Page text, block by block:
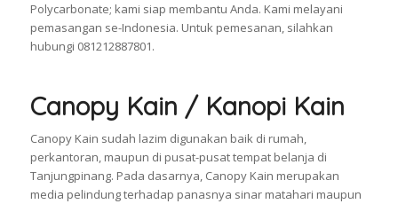
Polycarbonate; kami siap membantu Anda. Kami melayani
pemasangan se-Indonesia. Untuk pemesanan, silahkan
hubungi 081212887801.
Canopy Kain / Kanopi Kain
Canopy Kain sudah lazim digunakan baik di rumah,
perkantoran, maupun di pusat-pusat tempat belanja di
Tanjungpinang. Pada dasarnya, Canopy Kain merupakan
media pelindung terhadap panasnya sinar matahari maupun